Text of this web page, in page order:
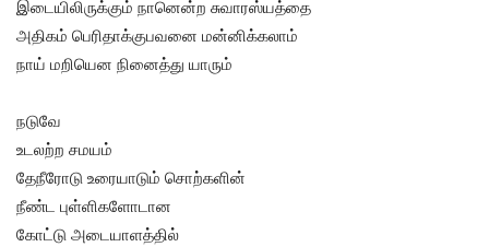
இடையிலிருக்கும் நானென்ற சுவாரஸ்யத்தை
அதிகம் பெரிதாக்குபவனை மன்னிக்கலாம்
நாய் மறியென நினைத்து யாரும்
நடுவே
உடலற்ற சமயம்
தேநீரோடு உரையாடும் சொற்களின்
நீண்ட புள்ளிகளோடான
கோட்டு அடையாளத்தில்